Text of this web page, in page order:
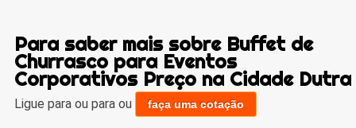
Para saber mais sobre Buffet de
Churrasco para Eventos
Corporativos Preço na Cidade Dutra
Ligue para ou para ou faça uma cotação